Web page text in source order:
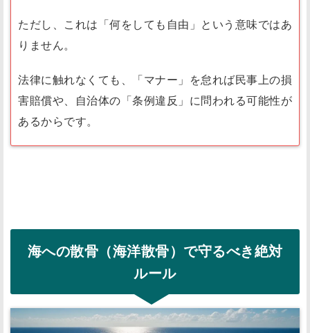
ただし、これは「何をしても自由」という意味ではあ
りません。
法律に触れなくても、「マナー」を怠れば民事上の損
害賠償や、自治体の「条例違反」に問われる可能性が
あるからです。
海への散骨（海洋散骨）で守るべき絶対
ルール